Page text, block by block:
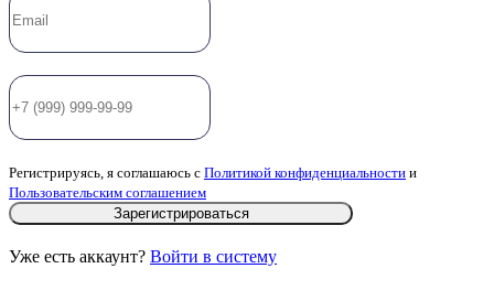
Регистрируясь, я соглашаюсь с Политикой конфиденциальности и
Пользовательским соглашением
Зарегистрироваться
Уже есть аккаунт? Войти в систему